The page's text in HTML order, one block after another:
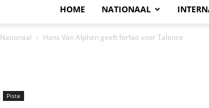
HOME NATIONAAL
Nationaal Hans Van Alphen geeft forfait voor Talence
Piste